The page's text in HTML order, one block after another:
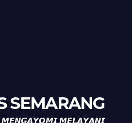
SEMARANG
𝙈𝙀𝙉𝙂𝘼𝙔𝙊𝙈𝙄 𝙈𝙀𝙇𝘼𝙔𝘼𝙉𝙄